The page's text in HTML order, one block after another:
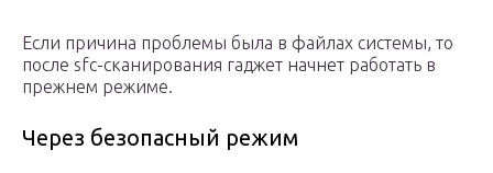
Если причина проблемы была в файлах системы, то
после sfc-сканирования гаджет начнет работать в
прежнем режиме.
Через безопасный режим